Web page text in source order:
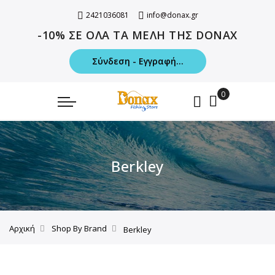
2421036081 info@donax.gr
-10% ΣΕ ΟΛΑ ΤΑ ΜΕΛΗ ΤΗΣ DONAX
Σύνδεση - Εγγραφή...
Berkley
Αρχική Shop By Brand Berkley